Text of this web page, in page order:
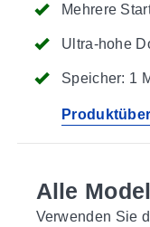
Mehrere
Ultra-hohe
Speicher: 1
Alle
Verwenden Sie